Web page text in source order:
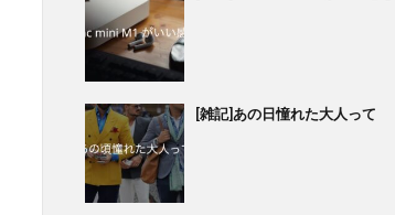
[雑記]あの日憧れた大人って